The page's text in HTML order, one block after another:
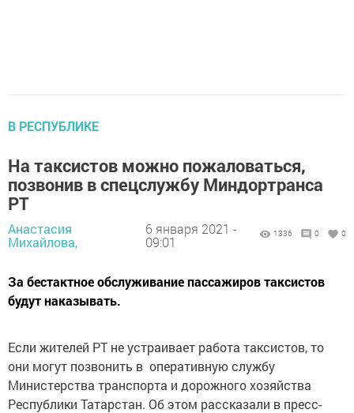
В РЕСПУБЛИКЕ
На таксистов можно пожаловаться,
позвонив в спецслужбу Миндортранса
РТ
Анастасия
Михайлова,
6 января 2021 -
09:01
1336 0 0
За бестактное обслуживание пассажиров таксистов
будут наказывать.
Если жителей РТ не устраивает работа таксистов, то
они могут позвонить в оперативную службу
Министерства транспорта и дорожного хозяйства
Республики Татарстан. Об этом рассказали в пресс-